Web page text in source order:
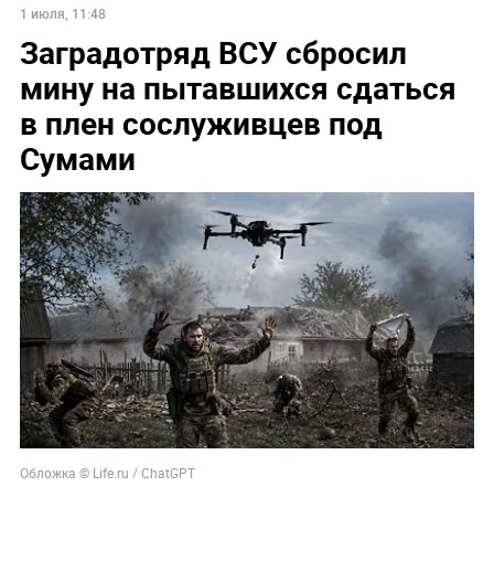
1 июля, 11:48
Заградотряд ВСУ сбросил
мину на пытавшихся сдаться
в плен сослуживцев под
Сумами
Обложка © Life.ru / ChatGPT